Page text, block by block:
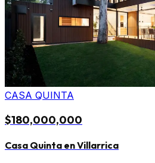
CASA QUINTA
$180,000,000
Casa Quinta en Villarrica